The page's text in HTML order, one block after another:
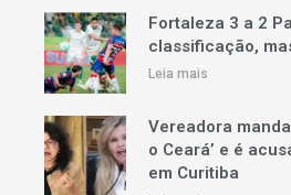
Fortaleza 3 a 2
classificação,
Leia mais
Vereadora
o Ceará’ e é
em Curitiba